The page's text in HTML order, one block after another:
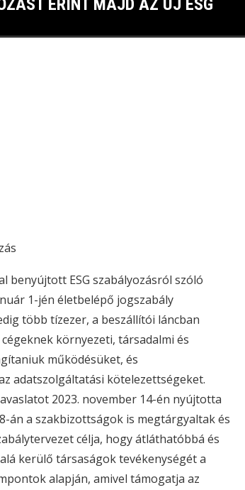
ÉRINT MAJD AZ ÚJ ESG
benyújtott ESG szabályozásról szóló
1-jén életbelépő jogszabály
több tízezer, a beszállítói láncban
környezeti, társadalmi és
működésüket, és
adatszolgáltatási kötelezettségeket.
2023. november 14-én nyújtotta
án a szakbizottságok is megtárgyaltak és
célja, hogy átláthatóbbá és
kerülő társaságok tevékenységét a
alapján, amivel támogatja az